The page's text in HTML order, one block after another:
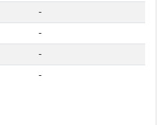
-
-
-
-